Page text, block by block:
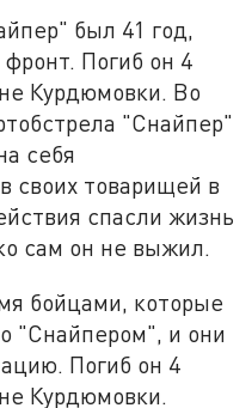
был 41 год,
Погиб он 4
Курдюмовки. Во
"Снайпер"
себя
своих товарищей в
спасли жизнь
сам он не выжил.
бойцами, которые
"Снайпером", и они
Погиб он 4
Курдюмовки.